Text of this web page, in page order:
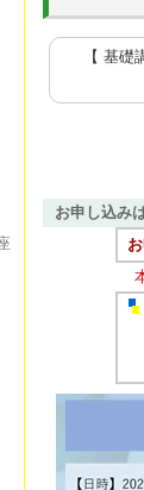
【 基
お申し込み